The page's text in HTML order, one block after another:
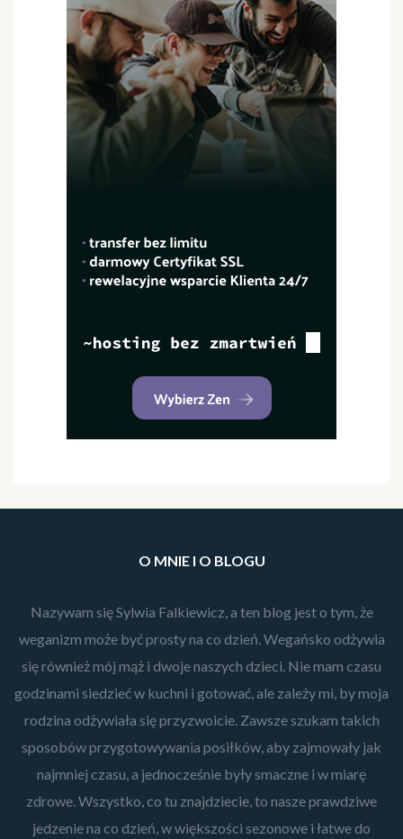
O MNIE I O BLOGU
Nazywam się Sylwia Falkiewicz, a ten blog jest o tym, że
weganizm może być prosty na co dzień. Wegańsko odżywia
się również mój mąż i dwoje naszych dzieci. Nie mam czasu
godzinami siedzieć w kuchni i gotować, ale zależy mi, by moja
rodzina odżywiała się przyzwoicie. Zawsze szukam takich
sposobów przygotowywania posiłków, aby zajmowały jak
najmniej czasu, a jednocześnie były smaczne i w miarę
zdrowe. Wszystko, co tu znajdziecie, to nasze prawdziwe
jedzenie na co dzień, w większości sezonowe i łatwe do